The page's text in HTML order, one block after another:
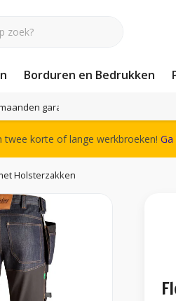
Borduren en Bedrukken
garantie Het
twee korte of lange werkbroeken!
Holsterzakken